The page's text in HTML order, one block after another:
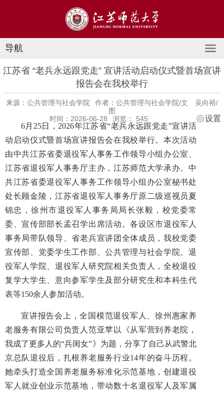
导航
江苏省 “老兵永远跟党走” 宣讲活动启动仪式暨首场宣讲
报告会在我校举行
来源：公共管理与社会学院
作者：公共管理与社会学院/文 吴向裕/
图
时间：2026-06-28
浏览： 545
设置
6月25日，2026年江苏省“老兵永远跟党走”宣讲活
动启动仪式暨首场宣讲报告会在我校举行。本次活动
由中共江苏省委退役军人事务工作领导小组办公室、
江苏省退役军人事务厅主办，江苏师范大学承办。中
共江苏省委退役军人事务工作领导小组办公室秘书处
处长顾金陵，江苏省退役军人事务厅原二级巡视员夏
锦忠，徐州市退役军人事务局局长张毅，校党委常
委、宣传部部长孟召学出席活动。各设区市退役军人
事务局带队领导、省老兵宣讲团全体成员，我校党委
宣传部、党委学生工作部、公共管理与社会学院、退
役军人学院、退役军人研究院相关负责人，全校退役
复学大学生、意向参军学生及部分研究生和本科生代
表等150余人参加活动。
宣讲报告会上，全国模范退役军人、徐州惠家养
老服务有限公司负责人范亚苹以《从军营到养老院，
我成了更多人的“兵闺女”》为题，分享了自己从武警北
京总队退役后，扎根养老服务行业14年的奋斗历程。
她牵头打造全国养老服务标准化示范基地，创建退役
军人就业创业示范基地，带动数十名退役军人及军属